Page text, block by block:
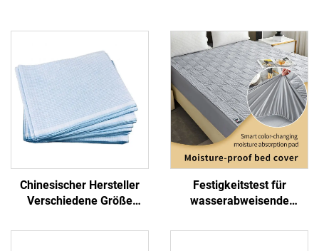
Chinesischer Hersteller
Verschiedene Größe
Bettdeckel-Blatt Prüfblatt
Festigkeitstest für
wasserabweisende
Farbrückkopf, Trocknung,